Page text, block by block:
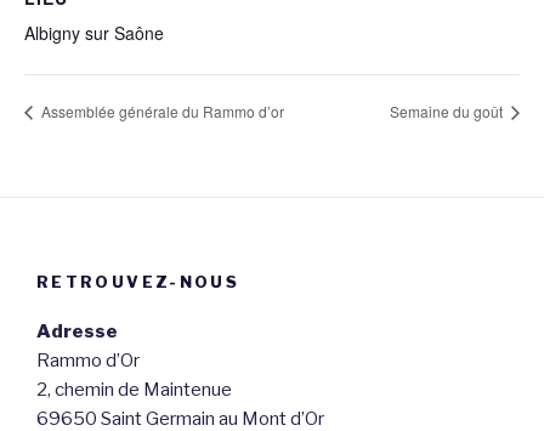
Albigny sur Saône
Assemblée générale du Rammo d’or Semaine du goût
RETROUVEZ-NOUS
Adresse
Rammo d’Or
2, chemin de Maintenue
69650 Saint Germain au Mont d’Or